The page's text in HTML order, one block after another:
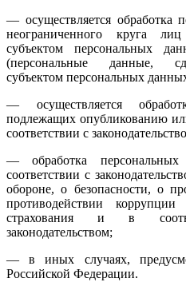
— осуществляется обработка
неограниченного круга
субъектом персональных
(персональные данные,
субъектом персональных
— осуществляется
подлежащих опубликованию
соответствии с
— обработка
соответствии с
обороне, о безопасности, о
противодействии
страхования и в
законодательством;
— в иных случаях,
Российской Федерации.